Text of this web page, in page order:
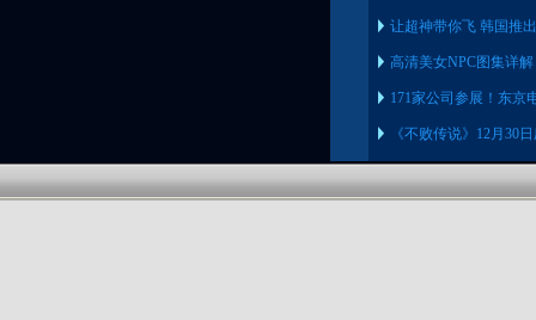
让超神带你飞 韩国推
高清美女NPC图集详
171家公司参展！东京
《不败传说》12月30